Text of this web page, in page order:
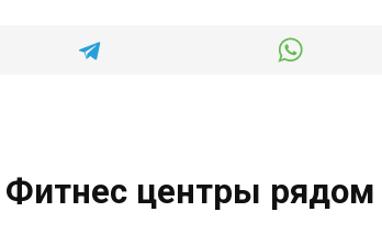
Фитнес центры рядом